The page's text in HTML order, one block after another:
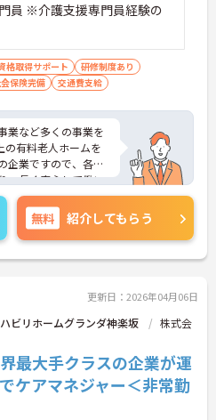
員 ※介護支援専門員経験の
格取得サポート
研修制度あり
保険完備 交通費支給
業など多くの事業を
の有料老人ホームを
企業ですので、各種
、長く安心して働い
ある方には、面接対
話しいたしますの
無料 紹介してもらう
更新日：2026年04月06日
ビリホームグランダ神楽坂
株式会
最大手クラスの企業が運
ケアマネジャー＜非常勤